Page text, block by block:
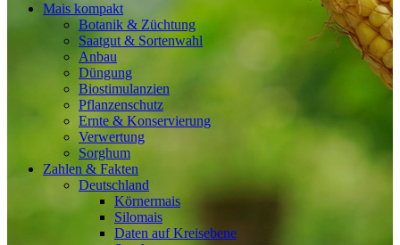
Mais kompakt
Botanik & Züchtung
Saatgut & Sortenwahl
Anbau
Düngung
Biostimulanzien
Pflanzenschutz
Ernte & Konservierung
Verwertung
Sorghum
Zahlen & Fakten
Deutschland
Körnermais
Silomais
Daten auf Kreisebene